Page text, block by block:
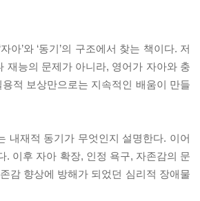
’와 ‘동기’의 구조에서 찾는 책이다. 저
재능의 문제가 아니라, 영어가 자아와 충
적 보상만으로는 지속적인 배움이 만들
내재적 동기가 무엇인지 설명한다. 이어
. 이후 자아 확장, 인정 욕구, 자존감의 문
감 향상에 방해가 되었던 심리적 장애물